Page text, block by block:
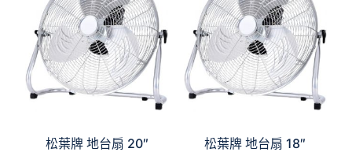
松葉牌 地台扇 20″ 松葉牌 地台扇 18″